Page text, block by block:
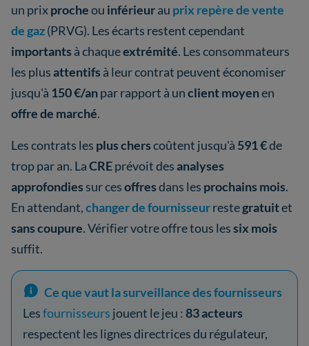
un prixprocheou inférieurau prix repère de vente
de gaz(PRVG). Les écarts restent cependant
importants à chaqueextrémité. Les consommateurs
les plusattentifs à leur contrat peuvent économiser
jusqu'à 150 €/anpar rapport à unclient moyenen
offre de marché.
Les contrats les plus cherscoûtent jusqu'à 591 €de
trop par an. LaCREprévoit desanalyses
approfondies sur cesoffresdans les prochains mois.
En attendant,changer de fournisseurrestegratuitet
sans coupure. Vérifier votre offre tous lessix mois
suffit.
Ce que vaut la surveillance des fournisseurs
Lesfournisseurs jouent le jeu :83 acteurs
respectent les lignes directrices du régulateur,